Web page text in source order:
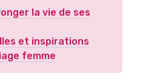
la vie de ses
et inspirations
femme